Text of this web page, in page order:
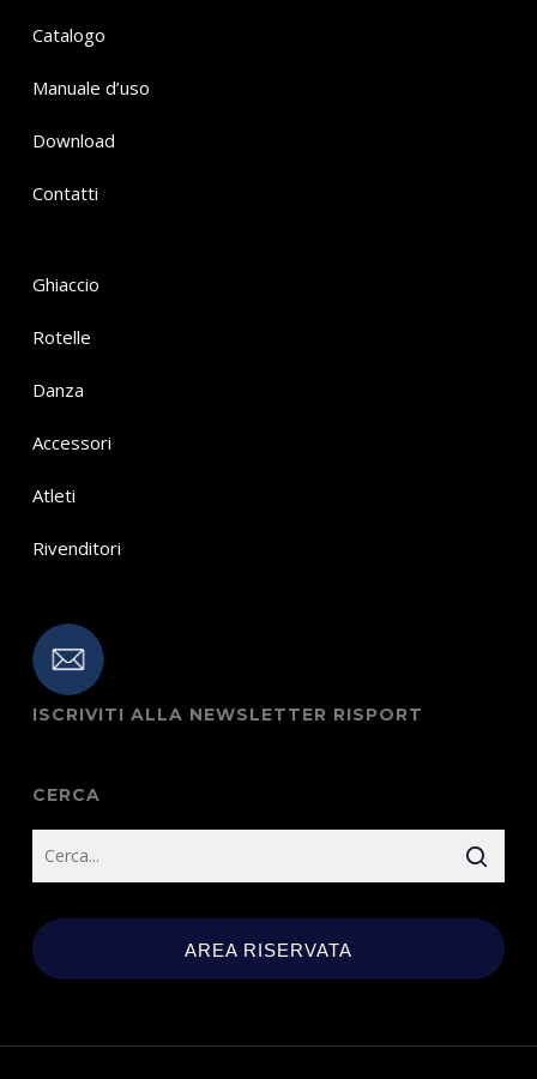
Catalogo
Manuale d’uso
Download
Contatti
Ghiaccio
Rotelle
Danza
Accessori
Atleti
Rivenditori
ISCRIVITI ALLA NEWSLETTER RISPORT
CERCA
AREA RISERVATA